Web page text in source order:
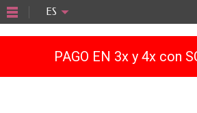
PAGO EN 3x y 4x con
ES